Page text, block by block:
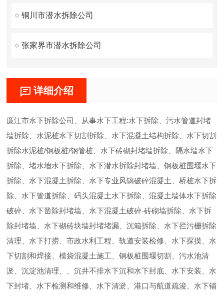
铜川市潜水拆除公司
张家界市潜水拆除公司
详细介绍
廉江市水下拆除公司、从事水下工程:水下拆除、污水管道封堵
墙拆除、水泥桩水下切割拆除、水下混凝土结构拆除、水下切割
拆除水泥桩/钢板桩/钢管桩、水下砖砌封堵墙拆除、隔水墙水下
拆除、堵水墻水下拆除、水下潜水拆除封堵墙、钢板桩围堰水下
拆除、水下混凝土拆除、水下专业风镐破碎混凝土、桥桩水下拆
除、水下管道拆除、码头混凝土水下拆除、混凝土墙体水下拆除
破碎、水下凿除封堵墙、水下混凝土破碎-砖砌墙拆除、水下拆
除封堵墙、水下砌砖块墙封堵堵漏、沉箱拆除、水下拦污栅拆除
清理、水下打捞、市政水利工程、轨道安装检修、水下探摸、水
下切割和焊接、模袋混凝土施工、钢板桩围堰切割、污水池清
淤、沉淀池清理、、沉井不排水下沉和水下封底、水下安装、水
下封堵、水下检测和维修、水下清淤、港口与航道疏浚、水下铺